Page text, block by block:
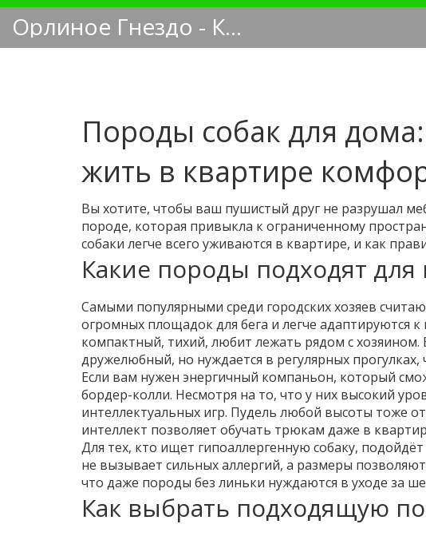
Орлиное Гнездо - Кинологический блог
Породы собак для
жить в квартире
Вы хотите, чтобы ваш пушистый друг не разрушал
породе, которая привыкла к ограниченному
собаки легче всего уживаются в квартире, и как
Какие породы подходят для
Самыми популярными среди городских хозяев
огромных площадок для бега и легче адаптируются
компактный, тихий, любит лежать рядом с
дружелюбный, но нуждается в регулярных
Если вам нужен энергичный компаньон, который
бордер-колли. Несмотря на то, что у них высокий
интеллектуальных игр. Пудель любой высоты тоже
интеллект позволяет обучать трюкам даже в
Для тех, кто ищет гипоаллергенную собаку,
не вызывает сильных аллергий, а размеры
что даже породы без линьки нуждаются в уходе за
Как выбрать подходящую